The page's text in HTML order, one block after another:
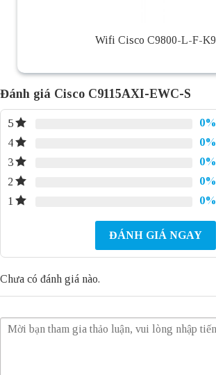
Wifi Cisco C9800-L-F-K9
Đánh giá Cisco C9115AXI-EWC-S
5 0%
4
0%
3
0%
2
0%
1
0%
ĐÁNH GIÁ NGAY
Chưa có đánh giá nào.